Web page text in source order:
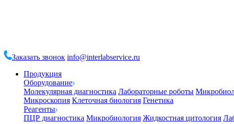
Заказать звонок info@interlabservice.ru
Продукция
Оборудование
Молекулярная диагностика Лабораторные роботы
Микроскопия Клеточная биология Генетика
Реагенты
ПЦР диагностика Микробиология Жидкостная цитология